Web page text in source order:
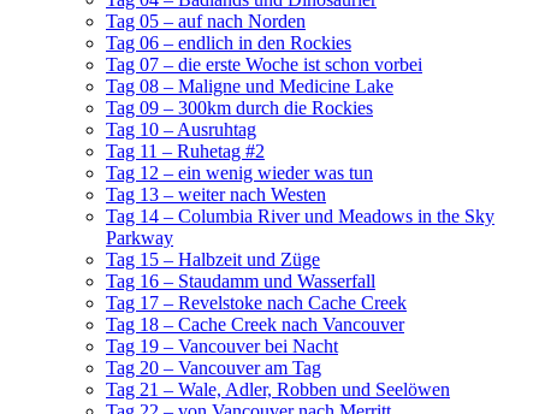
Tag 05 – auf nach Norden
Tag 06 – endlich in den Rockies
Tag 07 – die erste Woche ist schon vorbei
Tag 08 – Maligne und Medicine Lake
Tag 09 – 300km durch die Rockies
Tag 10 – Ausruhtag
Tag 11 – Ruhetag #2
Tag 12 – ein wenig wieder was tun
Tag 13 – weiter nach Westen
Tag 14 – Columbia River und Meadows in the Sky
Parkway
Tag 15 – Halbzeit und Züge
Tag 16 – Staudamm und Wasserfall
Tag 17 – Revelstoke nach Cache Creek
Tag 18 – Cache Creek nach Vancouver
Tag 19 – Vancouver bei Nacht
Tag 20 – Vancouver am Tag
Tag 21 – Wale, Adler, Robben und Seelöwen